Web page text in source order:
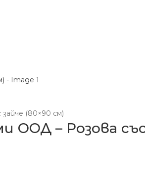
(80×90 см)
– Розова със